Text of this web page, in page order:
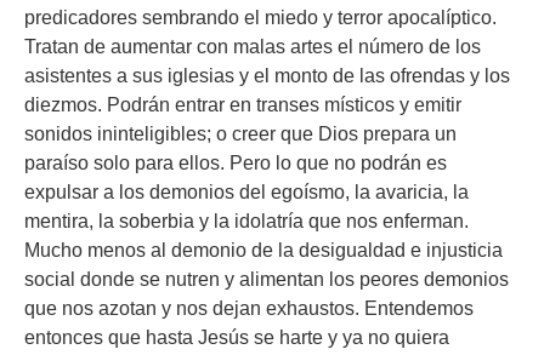
predicadores sembrando el miedo y terror apocalíptico.
Tratan de aumentar con malas artes el número de los
asistentes a sus iglesias y el monto de las ofrendas y los
diezmos. Podrán entrar en transes místicos y emitir
sonidos ininteligibles; o creer que Dios prepara un
paraíso solo para ellos. Pero lo que no podrán es
expulsar a los demonios del egoísmo, la avaricia, la
mentira, la soberbia y la idolatría que nos enferman.
Mucho menos al demonio de la desigualdad e injusticia
social donde se nutren y alimentan los peores demonios
que nos azotan y nos dejan exhaustos. Entendemos
entonces que hasta Jesús se harte y ya no quiera